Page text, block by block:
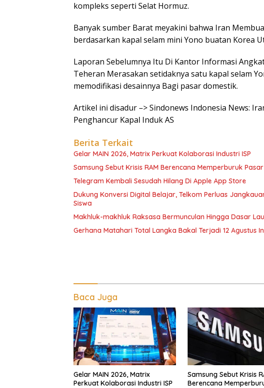
kompleks seperti Selat Hormuz.
Banyak sumber Barat meyakini bahwa Iran
berdasarkan kapal selam mini Yono buatan Korea
Laporan Sebelumnya Itu Di Kantor Informasi
Teheran Merasakan setidaknya satu kapal selam
memodifikasi desainnya Bagi pasar domestik.
Artikel ini disadur –> Sindonews Indonesia News:
Penghancur Kapal Induk AS
Berita Terkait
Gelar MAIN 2026, Matrix Perkuat Kolaborasi Industri ISP
Samsung Sebut Krisis RAM Berencana Memperburuk Pasar
Telegram Kembali Sesudah Hilang Di Apple App Store
Dukung Konversi Digital Belajar, Telkom Perluas
Siswa
Makhluk-makhluk Raksasa Bermunculan Hingga Dasar
Gerhana Matahari Total Langka Bakal Terjadi 12 Agustus
Baca Juga
Gelar MAIN 2026, Matrix
Perkuat Kolaborasi Industri ISP
Samsung Sebut Krisis
Berencana